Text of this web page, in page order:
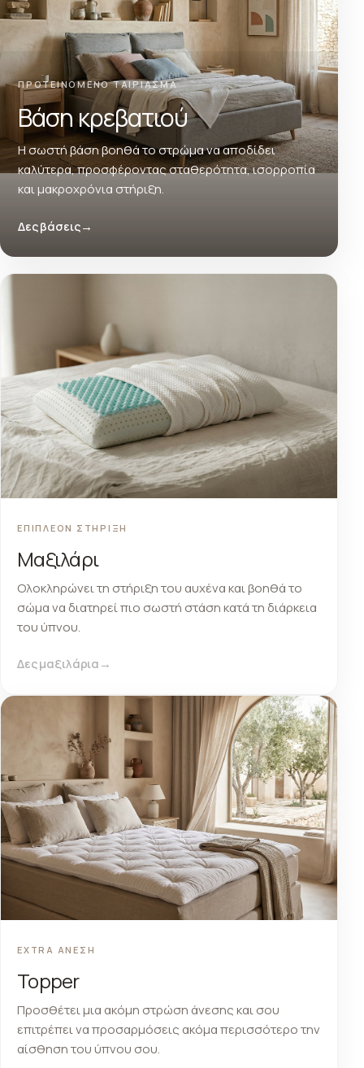
ΠΡΟΤΕΙΝΟΜΕΝΟ ΤΑΙΡΙΑΣΜΑ
Βάση κρεβατιού
Η σωστή βάση βοηθά το στρώμα να αποδίδει
καλύτερα, προσφέροντας σταθερότητα, ισορροπία
και μακροχρόνια στήριξη.
Δες βάσεις
ΕΠΙΠΛΕΟΝ ΣΤΗΡΙΞΗ
Μαξιλάρι
Ολοκληρώνει τη στήριξη του αυχένα και βοηθά το
σώμα να διατηρεί πιο σωστή στάση κατά τη διάρκεια
του ύπνου.
Δες μαξιλάρια
EXTRA ΑΝΕΣΗ
Topper
Προσθέτει μια ακόμη στρώση άνεσης και σου
επιτρέπει να προσαρμόσεις ακόμα περισσότερο την
αίσθηση του ύπνου σου.